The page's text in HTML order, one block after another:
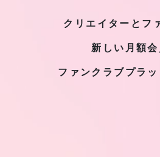
クリエイターとフ
新しい月額会
ファンクラブプラ